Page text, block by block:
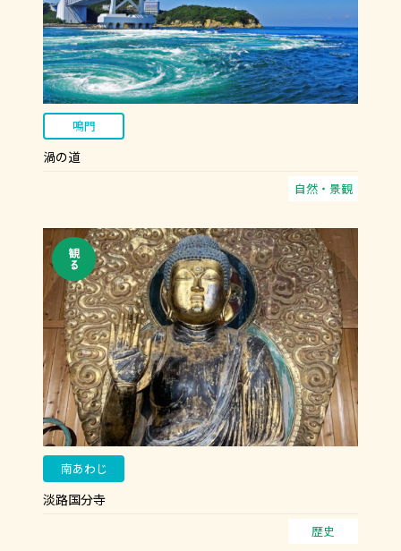
鳴門
渦の道
自然・景観
南あわじ
淡路国分寺
歴史